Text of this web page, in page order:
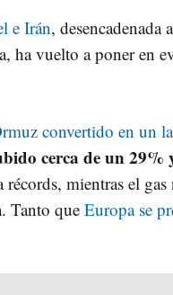
e Irán, desencadenada
ha vuelto a poner en
convertido en un
cerca de un
mientras el gas
Tanto que Europa se